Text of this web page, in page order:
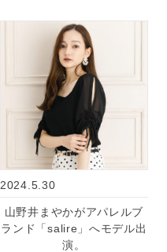
2024.5.30
山野井まやかがアパレルブ
ランド「salire」へモデル出
演。